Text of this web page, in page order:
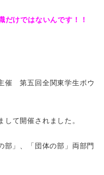
だけではないんです！！
催 第五回全関東学生ボウ
て開催されました。
部」、「団体の部」両部門